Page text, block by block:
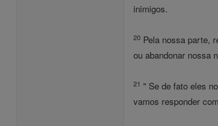
inimigos.
20 Pela nossa parte,
ou abandonar nossa
21 " Se de fato eles
vamos responder